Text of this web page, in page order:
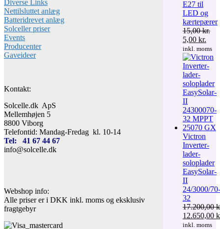
E27 til
LED og
kærtepærer
15,00kr.
Den
oprindelige
pris
var:
15,00 kr..
5,00 kr.
pris
er:
inkl. moms
Victron
Inverter-
lader-
soloplader
EasySolar-
II
24/3000/70-
32
17.200,00
Den
oprindelige
12.650,00
Den
inkl. moms
Diverse Links
Nettilsluttet anlæg
Batteridrevet anlæg
Solceller priser
Events
Producenter
Gaveideer
Kontakt:
Solcelle.dk ApS
Mellemhøjen 5
8800 Viborg
Telefontid: Mandag-Fredag kl. 10-14
Tel: 41 67 44 67
info@solcelle.dk
Webshop info:
Alle priser er i DKK inkl. moms og eksklusiv
fragtgebyr